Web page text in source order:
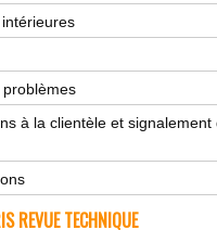
problèmes
à la clientèle et
REVUE TECHNIQUE